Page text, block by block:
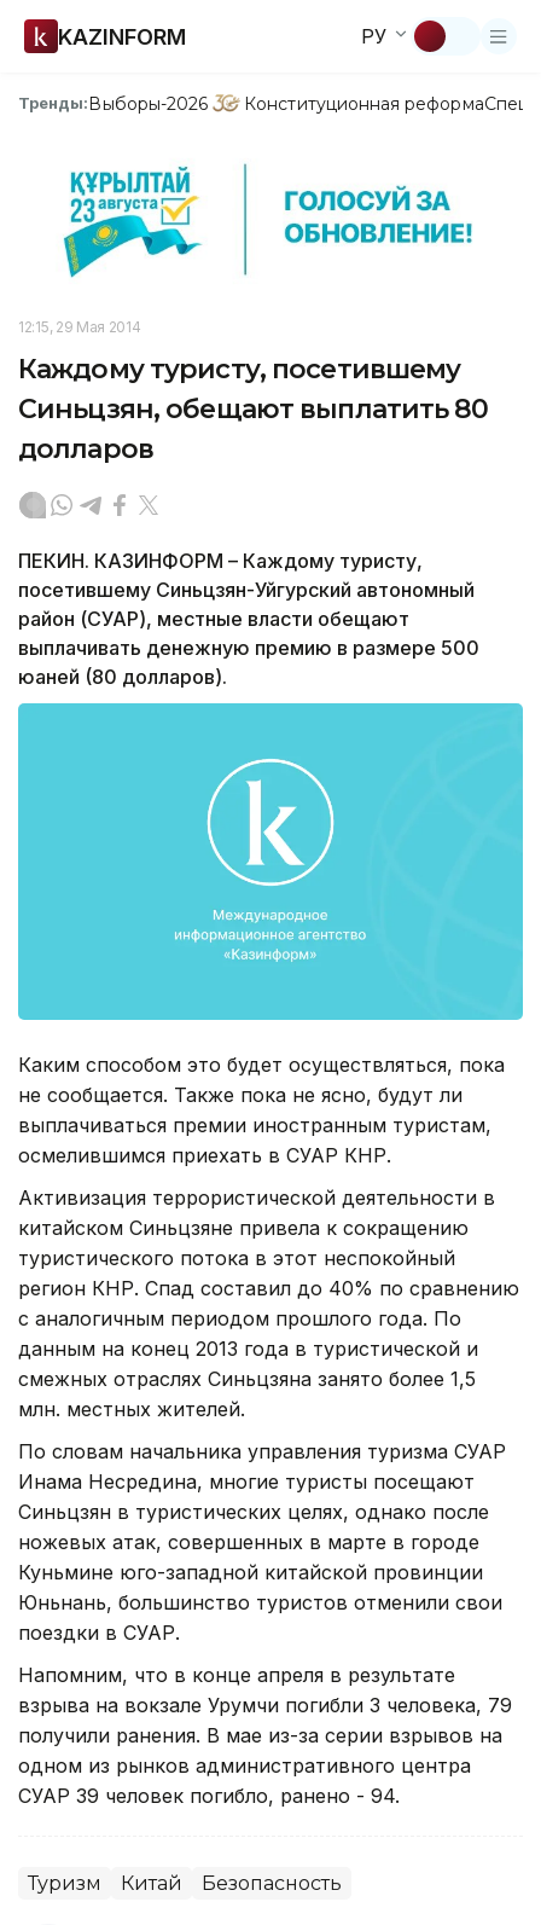
KAZINFORM РУ
Тренды:Выборы-2026 Конституционная реформа
12:15, 29 Мая 2014
Каждому туристу, посетившему
Синьцзян, обещают выплатить 80
долларов
ПЕКИН. КАЗИНФОРМ – Каждому туристу,
посетившему Синьцзян-Уйгурский автономный
район (СУАР), местные власти обещают
выплачивать денежную премию в размере 500
юаней (80 долларов).
Каким способом это будет осуществляться, пока
не сообщается. Также пока не ясно, будут ли
выплачиваться премии иностранным туристам,
осмелившимся приехать в СУАР КНР.
Активизация террористической деятельности в
китайском Синьцзяне привела к сокращению
туристического потока в этот неспокойный
регион КНР. Спад составил до 40% по сравнению
с аналогичным периодом прошлого года. По
данным на конец 2013 года в туристической и
смежных отраслях Синьцзяна занято более 1,5
млн. местных жителей.
По словам начальника управления туризма СУАР
Инама Несредина, многие туристы посещают
Синьцзян в туристических целях, однако после
ножевых атак, совершенных в марте в городе
Куньмине юго-западной китайской провинции
Юньнань, большинство туристов отменили свои
поездки в СУАР.
Напомним, что в конце апреля в результате
взрыва на вокзале Урумчи погибли 3 человека, 79
получили ранения. В мае из-за серии взрывов на
одном из рынков административного центра
СУАР 39 человек погибло, ранено - 94.
Туризм Китай Безопасность